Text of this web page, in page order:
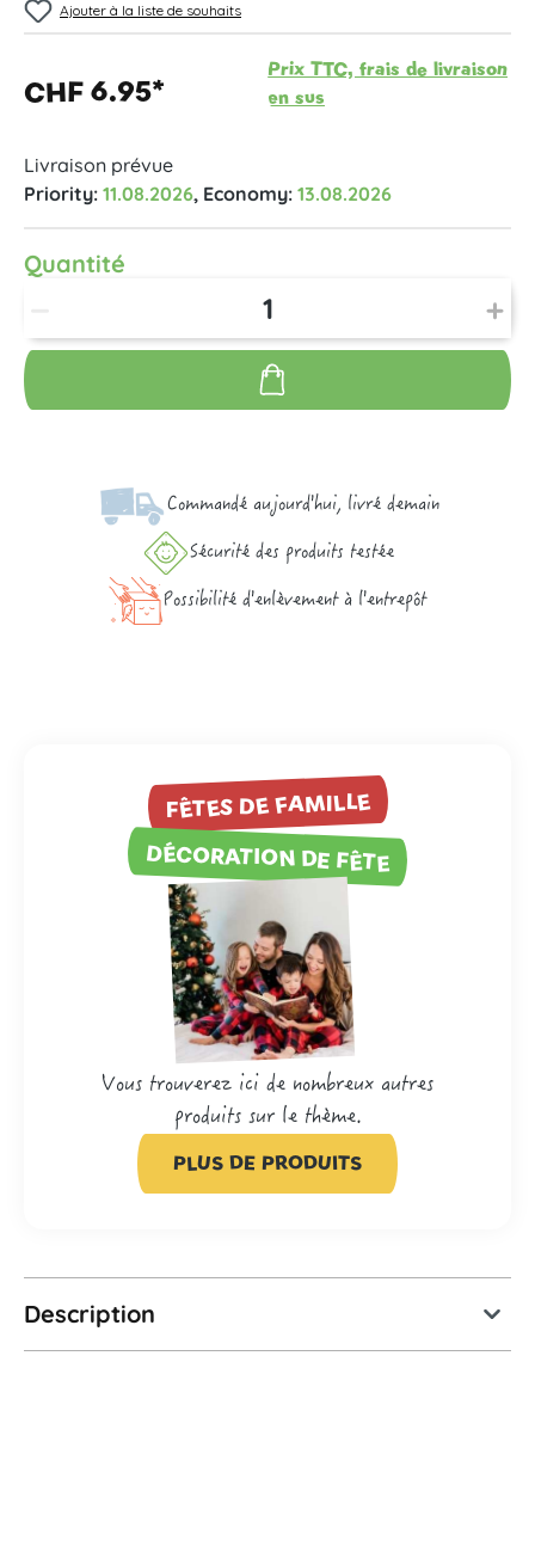
Ajouter à la liste de souhaits
CHF 6.95*
Prix TTC, frais de livraison
en sus
Livraison prévue
Priority: 11.08.2026, Economy: 13.08.2026
Quantité
Commandé aujourd'hui, livré demain
Sécurité des produits testée
Possibilité d'enlèvement à l'entrepôt
FÊTES DE FAMILLE
DÉCORATION DE FÊTE
Vous trouverez ici de nombreux autres
produits sur le thème.
PLUS DE PRODUITS
Description